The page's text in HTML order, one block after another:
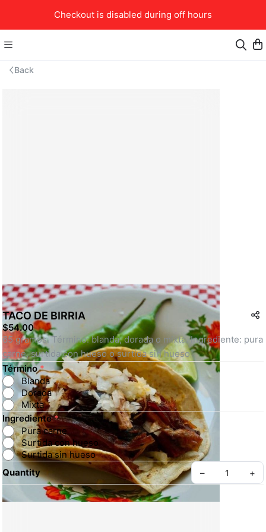
Checkout is disabled during off hours
Back
TACO DE BIRRIA
$54.00
65 gramos. Término: blanda, dorada o mixta. Ingrediente: pura
carne, surtida con hueso o surtida sin hueso
Término*
Blanda
Dorada
Mixta
Ingrediente*
Pura carne
Surtida con hueso
Surtida sin hueso
Quantity
– +